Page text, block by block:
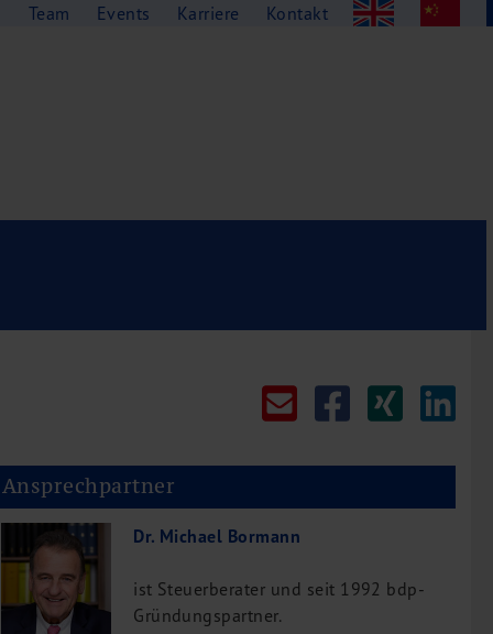
Ansprechpartner
Dr. Michael Bormann
ist Steuerberater und seit 1992 bdp-
Gründungspartner.
Team Events Karriere Kontakt